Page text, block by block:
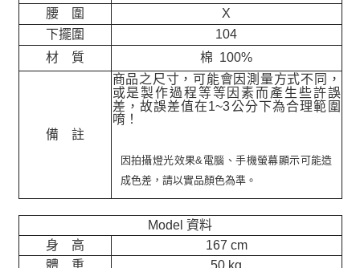
腰 圍
X
下擺圍
104
材 質
棉 100%
備 註
商品之尺寸，可能會因測量方式不同，
或是製作過程等等因素而產生些許誤
差，故誤差值在1~3公分下為合理範圍
唷！
因拍攝燈光效果&電腦、手機螢幕顯示可能造
成色差，請以實品顏色為準。
Model 資料
身 高
167 cm
體 重
50 kg